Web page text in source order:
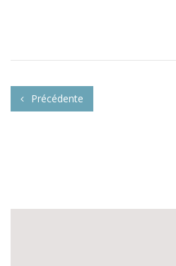
Précédente